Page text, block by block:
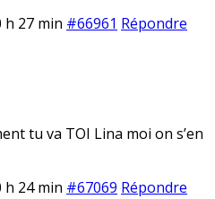
h 27 min #66961 Répondre
tu va TOI Lina moi on s’en
h 24 min #67069 Répondre